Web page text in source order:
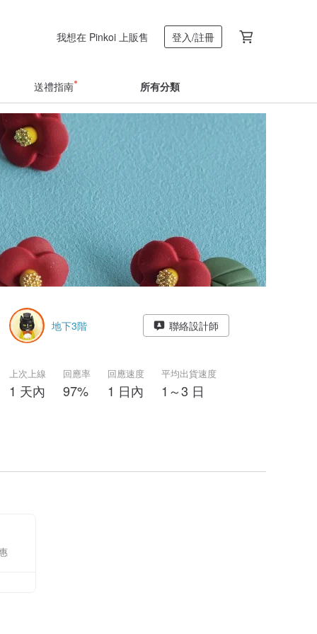
我想在 Pinkoi 上販售 登入/註冊
送禮指南 所有分類
地下3階 聯絡設計師
上次上線
1 天內
回應率
97%
回應速度
1 日內
平均出貨速度
1～3 日